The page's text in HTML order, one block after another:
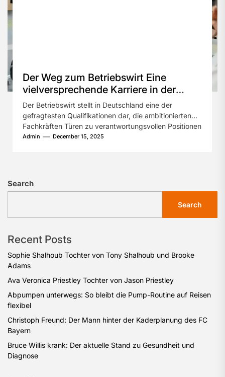
Der Weg zum Betriebswirt Eine
vielversprechende Karriere in der
Wirtschaft
Der Betriebswirt stellt in Deutschland eine der
gefragtesten Qualifikationen dar, die ambitionierten
Fachkräften Türen zu verantwortungsvollen Positionen
öffnet. Obwohl der...
Admin December 15, 2025
Search
Search
Recent Posts
Sophie Shalhoub Tochter von Tony Shalhoub und Brooke
Adams
Ava Veronica Priestley Tochter von Jason Priestley
Abpumpen unterwegs: So bleibt die Pump-Routine auf Reisen
flexibel
Christoph Freund: Der Mann hinter der Kaderplanung des FC
Bayern
Bruce Willis krank: Der aktuelle Stand zu Gesundheit und
Diagnose